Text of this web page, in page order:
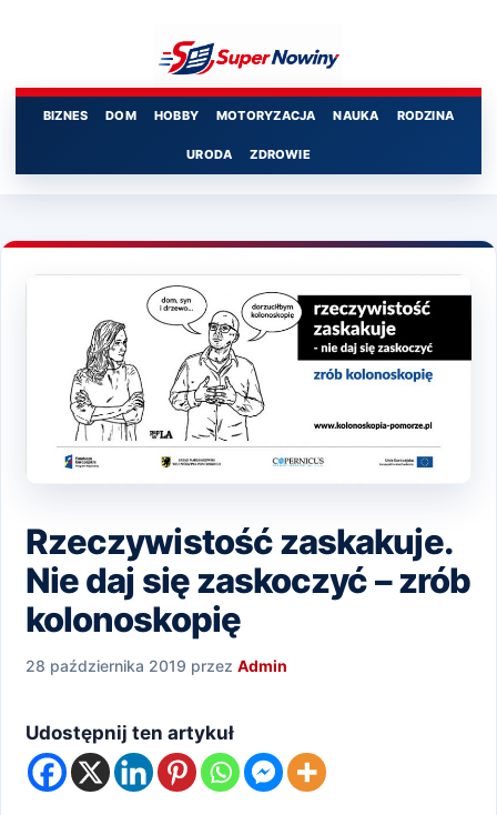
BIZNES DOM HOBBY MOTORYZACJA NAUKA RODZINA
URODA ZDROWIE
Rzeczywistość zaskakuje.
Nie daj się zaskoczyć – zrób
kolonoskopię
28 października 2019 przez Admin
Udostępnij ten artykuł